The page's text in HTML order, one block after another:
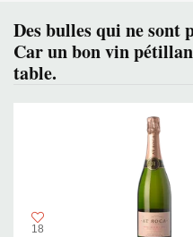
Des bulles qui ne sont
Car un bon vin
table.
18